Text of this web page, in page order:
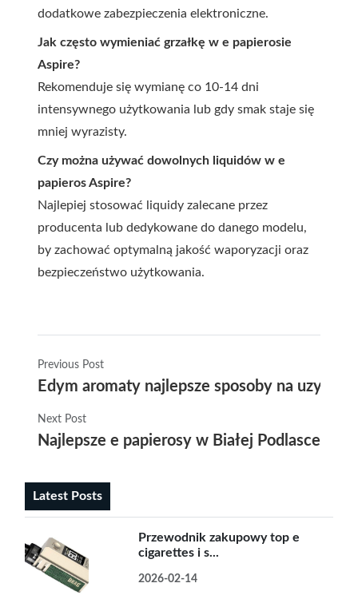
dodatkowe zabezpieczenia elektroniczne.
Jak często wymieniać grzałkę w e papierosie
Aspire?
Rekomenduje się wymianę co 10-14 dni
intensywnego użytkowania lub gdy smak staje się
mniej wyrazisty.
Czy można używać dowolnych liquidów w e
papieros Aspire?
Najlepiej stosować liquidy zalecane przez
producenta lub dedykowane do danego modelu,
by zachować optymalną jakość waporyzacji oraz
bezpieczeństwo użytkowania.
Previous Post
Edym aromaty najlepsze sposoby na
Next Post
Najlepsze e papierosy w Białej Podlasce
Latest Posts
Przewodnik zakupowy top e
cigarettes i s...
2026-02-14